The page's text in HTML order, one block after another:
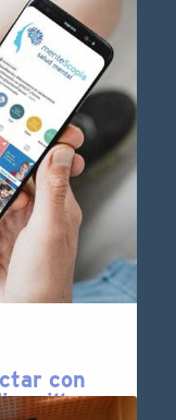
nuevo
de la
de
LEER MÁS
con
millar